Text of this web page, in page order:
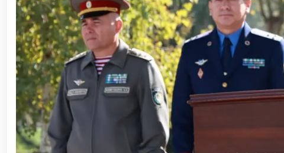
federatsiyasi raisi etib saylandi. // Milliy gvardiya
talablariga mos takomillashtirishga qaratilgan ishlar
oilalar” mavzusida adabiy-badiiy kecha tashkil etildi
“Jasorat” filmi premyerasi bo'lib o'tdi / / Qurolli
bayramona tadbir o‘tkazildi / / Milliy gvardiya
kuni munosabati bilan bayram tabrigi / / Oʻzbekiston
munosabati bilan gvardiyachilar xizmat burchini
devoni hududida bunyod etilgan yodgorlik majmuasi
“O‘zbekiston Respublikasi Qurolli Kuchlari tashkil
muhofaza qilish organlari xodimlaridan bir guruhini
yig‘ilishini o‘tkazdi / / Prezident Shavkat Mirziyoyev
tanishdi / / Moliya, ilg‘or texnologiyalar, madaniyat